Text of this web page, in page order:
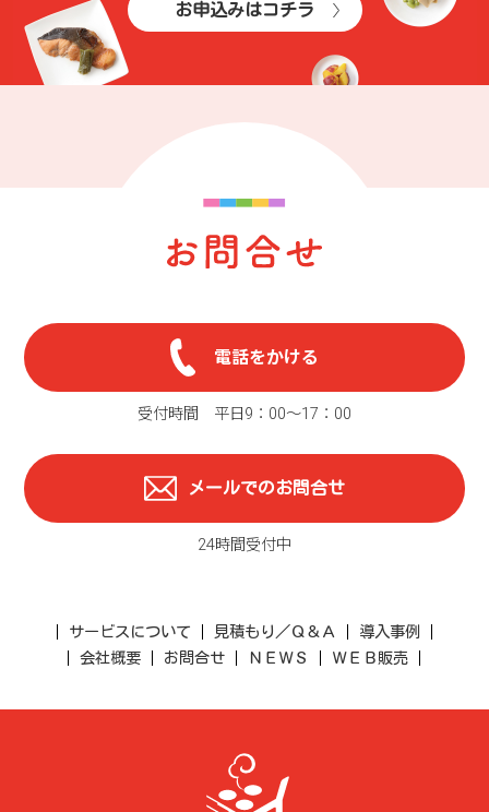
お申込みはコチラ
電話をかける
受付時間 平日9：00〜17：00
メールでのお問合せ
24時間受付中
サービスについて 見積もり／Ｑ＆Ａ
導入事例
会社概要
お問合せ ＮＥＷＳ ＷＥＢ販売